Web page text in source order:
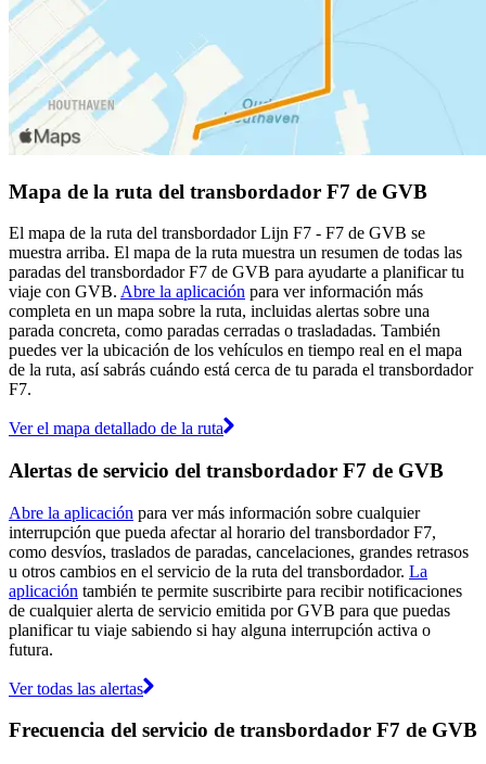
Mapa de la ruta del transbordador F7 de GVB
El mapa de la ruta del transbordador Lijn F7 - F7 de GVB se
muestra arriba. El mapa de la ruta muestra un resumen de todas las
paradas del transbordador F7 de GVB para ayudarte a planificar tu
viaje con GVB. Abre la aplicación para ver información más
completa en un mapa sobre la ruta, incluidas alertas sobre una
parada concreta, como paradas cerradas o trasladadas. También
puedes ver la ubicación de los vehículos en tiempo real en el mapa
de la ruta, así sabrás cuándo está cerca de tu parada el transbordador
F7.
Ver el mapa detallado de la ruta
Alertas de servicio del transbordador F7 de GVB
Abre la aplicación para ver más información sobre cualquier
interrupción que pueda afectar al horario del transbordador F7,
como desvíos, traslados de paradas, cancelaciones, grandes retrasos
u otros cambios en el servicio de la ruta del transbordador. La
aplicación también te permite suscribirte para recibir notificaciones
de cualquier alerta de servicio emitida por GVB para que puedas
planificar tu viaje sabiendo si hay alguna interrupción activa o
futura.
Ver todas las alertas
Frecuencia del servicio de transbordador F7 de GVB